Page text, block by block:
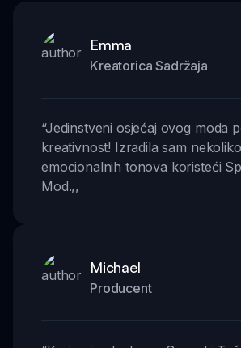
Emma
Kreatorica Sadržaja
“Jedinstveni osjećaj ovog moda
kreativnost! Izradila sam nekoliko
emocionalnih tonova koristeći
Mod.,,
Michael
Producent